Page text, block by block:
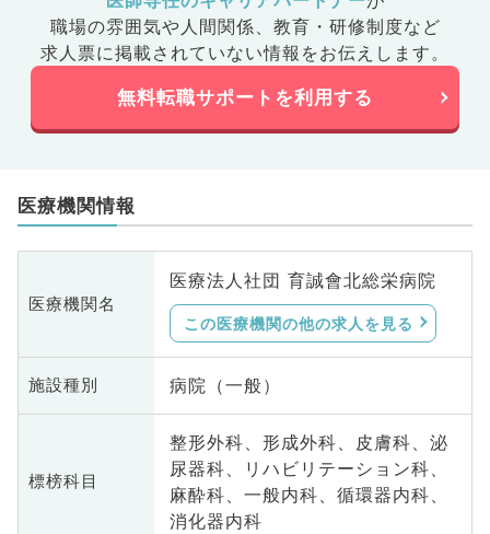
職場の雰囲気や人間関係、 教育・研修制度など
求人票に掲載されていない情報をお伝えします。
無料転職サポートを利用する
医療機関情報
医療機関名
医療法人社団 育誠會北総栄病院
この医療機関の他の求人を見る
施設種別 病院（一般）
標榜科目
整形外科、形成外科、皮膚科、泌
尿器科、リハビリテーション科、
麻酔科、一般内科、循環器内科、
消化器内科